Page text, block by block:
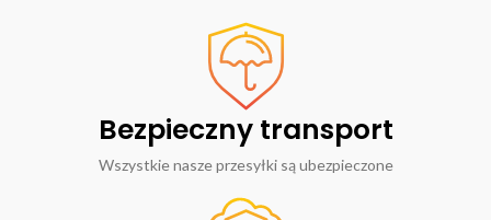
Bezpieczny transport
Wszystkie nasze przesyłki są ubezpieczone